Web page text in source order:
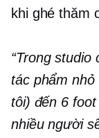
khi ghé thăm
“Trong
tác phẩm
tôi) đến 6 foot
nhiều người